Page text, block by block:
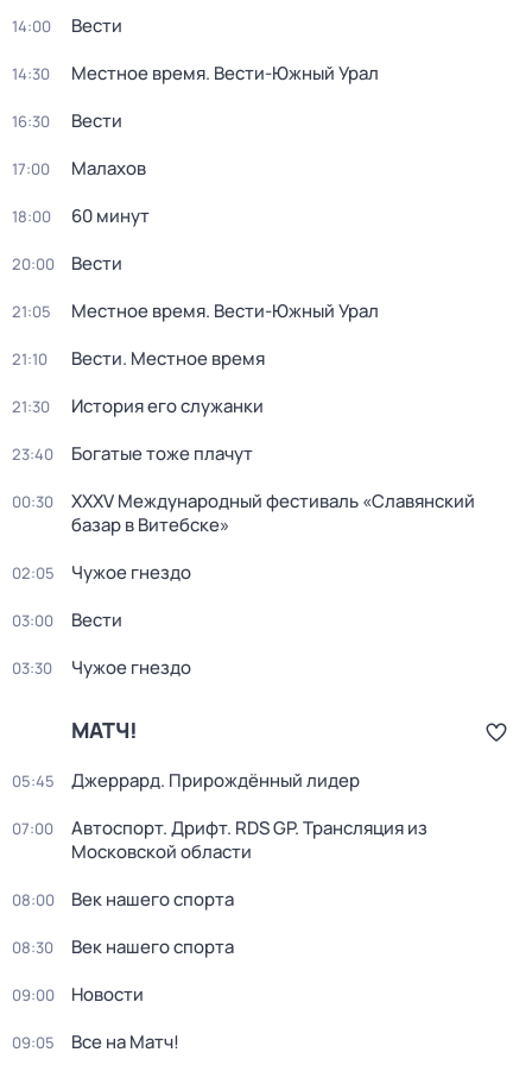
14:00 Вести
14:30 Местное время. Вести-Южный Урал
16:30 Вести
17:00 Малахов
18:00 60 минут
20:00 Вести
21:05 Местное время. Вести-Южный Урал
21:10 Вести. Местное время
21:30 История его служанки
23:40 Богатые тоже плачут
00:30
XXXV Международный фестиваль «Славянский
базар в Витебске»
02:05 Чужое гнездо
03:00 Вести
03:30 Чужое гнездо
МАТЧ!
05:45 Джеррард. Прирождённый лидер
07:00
Автоспорт. Дрифт. RDS GP. Трансляция из
Московской области
08:00 Век нашего спорта
08:30 Век нашего спорта
09:00 Новости
09:05 Все на Матч!